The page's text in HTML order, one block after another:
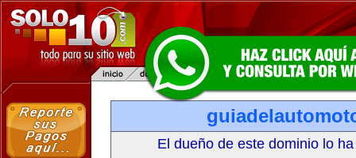
El dueño de este dominio lo